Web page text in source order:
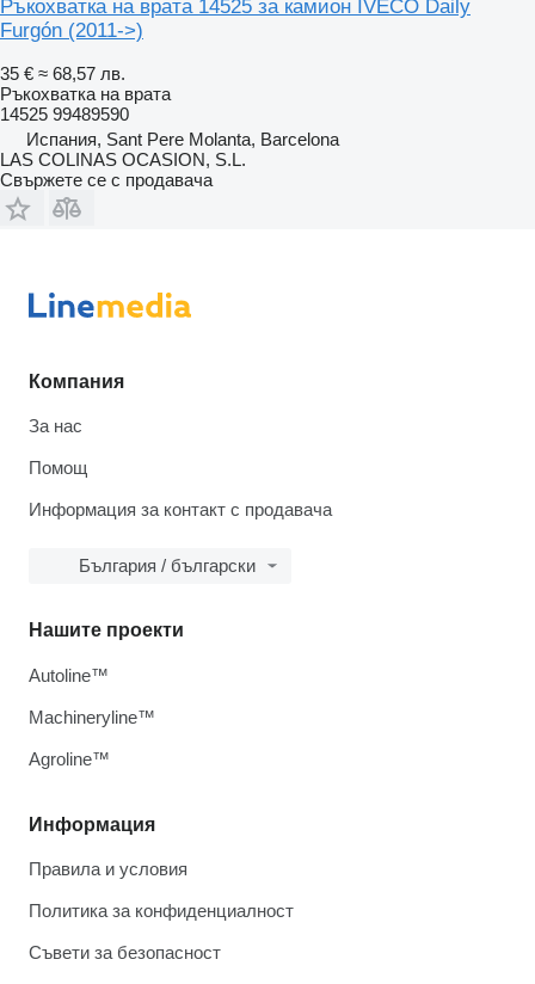
Ръкохватка на врата 14525 за камион IVECO Daily
Furgón (2011->)
35 € ≈ 68,57 лв.
Ръкохватка на врата
14525 99489590
Испания, Sant Pere Molanta, Barcelona
LAS COLINAS OCASION, S.L.
Свържете се с продавача
Компания
За нас
Помощ
Информация за контакт с продавача
България / български
Информация
Правила и условия
Политика за конфиденциалност
Съвети за безопасност
Нашите проекти
Autoline™
Machineryline™
Agroline™